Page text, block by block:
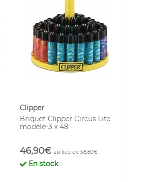
Clipper
Briquet Clipper Circus Life
modèle-3 x 48
46,90€ au lieu de 58,80€
En stock